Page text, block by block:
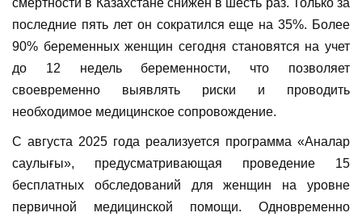
смертности в Казахстане снижен в шесть раз. Только за
последние пять лет он сократился еще на 35%. Более
90% беременных женщин сегодня становятся на учет
до 12 недель беременности, что позволяет
своевременно выявлять риски и проводить
необходимое медицинское сопровождение.
С августа 2025 года реализуется программа «Аналар
саулығы», предусматривающая проведение 15
бесплатных обследований для женщин на уровне
первичной медицинской помощи. Одновременно